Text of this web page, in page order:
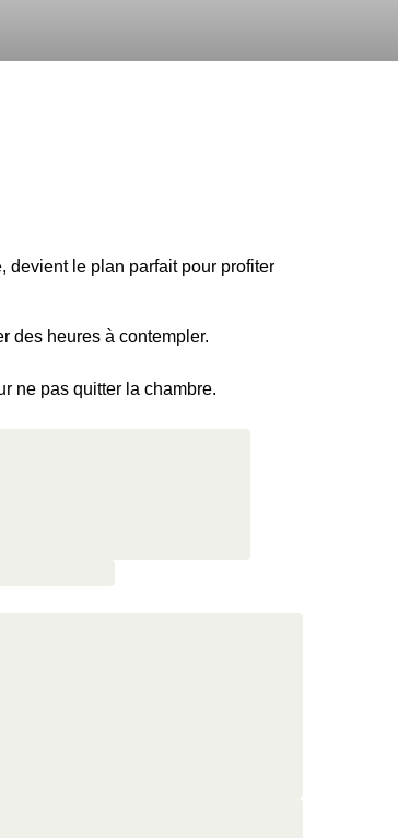
devient le plan parfait pour profiter
des heures à contempler.
ne pas quitter la chambre.